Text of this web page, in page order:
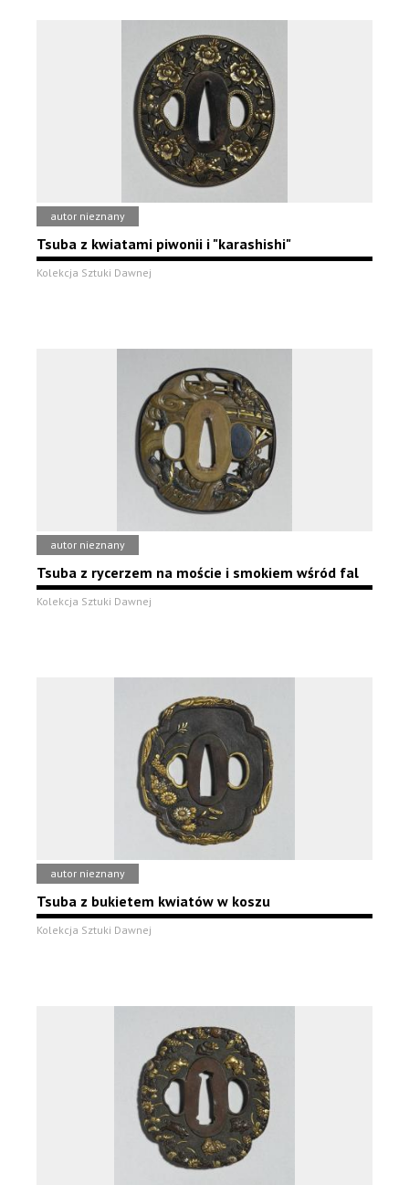
autor nieznany
Tsuba z kwiatami piwonii i "karashishi"
Kolekcja Sztuki Dawnej
autor nieznany
Tsuba z rycerzem na moście i smokiem wśród fal
Kolekcja Sztuki Dawnej
autor nieznany
Tsuba z bukietem kwiatów w koszu
Kolekcja Sztuki Dawnej